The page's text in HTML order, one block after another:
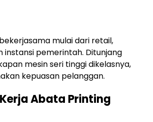
mulai dari retail,
instansi pemerintah. Ditunjang
mesin seri tinggi dikelasnya,
kepuasan pelanggan.
Abata Printing